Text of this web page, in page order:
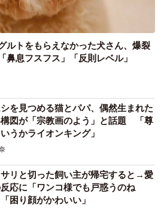
ルトをもらえなかった犬さん、爆裂
鼻息フスフス」「反則レベル」
を見つめる猫とパパ、偶然生まれた
図が「宗教画のよう」と話題 「尊
うかライオンキング」
リと切った飼い主が帰宅すると→愛
応に「ワンコ様でも戸惑うのね
「困り顔がかわいい」